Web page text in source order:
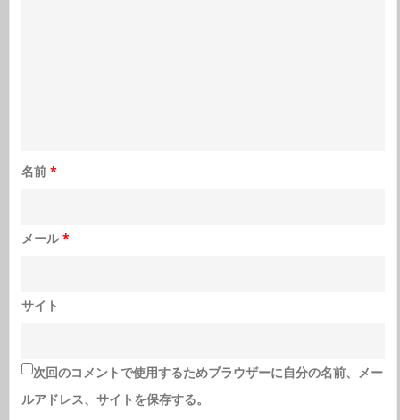
名前 *
メール*
サイト
次回のコメントで使用するためブラウザーに自分の名前、メー
ルアドレス、サイトを保存する。